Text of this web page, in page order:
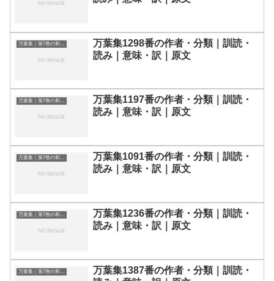
万葉集｜第7巻の和歌一覧
万葉集1298番の作者・分類｜訓読・
読み｜意味・訳｜原文
万葉集｜第7巻の和歌一覧
万葉集1197番の作者・分類｜訓読・
読み｜意味・訳｜原文
万葉集｜第7巻の和歌一覧
万葉集1091番の作者・分類｜訓読・
読み｜意味・訳｜原文
万葉集｜第7巻の和歌一覧
万葉集1236番の作者・分類｜訓読・
読み｜意味・訳｜原文
万葉集｜第7巻の和歌一覧
万葉集1387番の作者・分類｜訓読・